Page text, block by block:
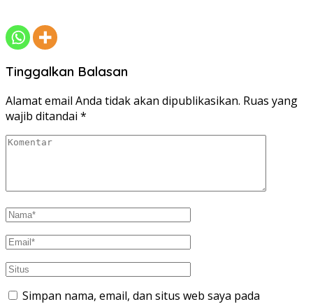
Tinggalkan Balasan
Alamat email Anda tidak akan dipublikasikan. Ruas yang
wajib ditandai *
Simpan nama, email, dan situs web saya pada